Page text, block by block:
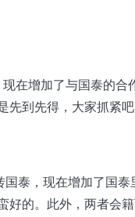
在增加了与国泰的合
先到先得，大家抓紧吧
泰，现在增加了国
好的。此外，两者会